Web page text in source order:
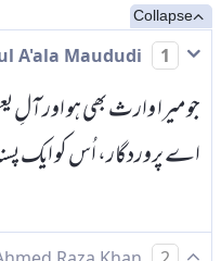
Collapse
1
جو میرا وارث بھی ہو اور
اے پروردگار، اُس کو ایک